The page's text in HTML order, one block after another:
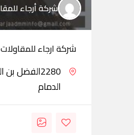
شركة أرجاء
شركة ارجاء
2280الفضل
الدمام